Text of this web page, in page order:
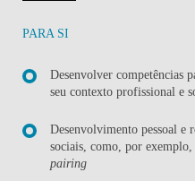
PARA SI
Desenvolver competências
seu contexto profissional e
Desenvolvimento pessoal e
sociais, como, por
pairing